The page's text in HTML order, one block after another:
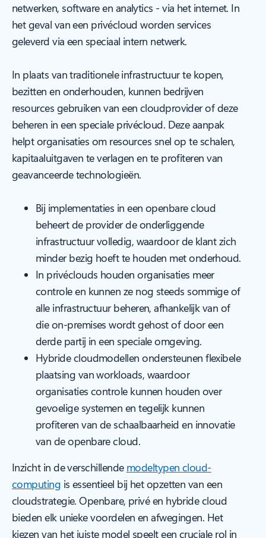
netwerken, software en analytics - via het internet. In
het geval van een privécloud worden services
geleverd via een speciaal intern netwerk.
In plaats van traditionele infrastructuur te kopen,
bezitten en onderhouden, kunnen bedrijven
resources gebruiken van een cloudprovider of deze
beheren in een speciale privécloud. Deze aanpak
helpt organisaties om resources snel op te schalen,
kapitaaluitgaven te verlagen en te profiteren van
geavanceerde technologieën.
Bij implementaties in een openbare cloud
beheert de provider de onderliggende
infrastructuur volledig, waardoor de klant zich
minder bezig hoeft te houden met onderhoud.
In privéclouds houden organisaties meer
controle en kunnen ze nog steeds sommige of
alle infrastructuur beheren, afhankelijk van of
die on-premises wordt gehost of door een
derde partij in een speciale omgeving.
Hybride cloudmodellen ondersteunen flexibele
plaatsing van workloads, waardoor
organisaties controle kunnen houden over
gevoelige systemen en tegelijk kunnen
profiteren van de schaalbaarheid en innovatie
van de openbare cloud.
Inzicht in de verschillende modeltypen cloud-
computing is essentieel bij het opzetten van een
cloudstrategie. Openbare, privé en hybride cloud
bieden elk unieke voordelen en afwegingen. Het
kiezen van het juiste model speelt een cruciale rol in